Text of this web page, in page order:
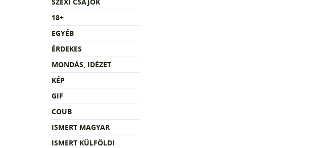
18+
EGYÉB
ÉRDEKES
MONDÁS, IDÉZET
KÉP
GIF
COUB
ISMERT MAGYAR
ISMERT KÜLFÖLDI